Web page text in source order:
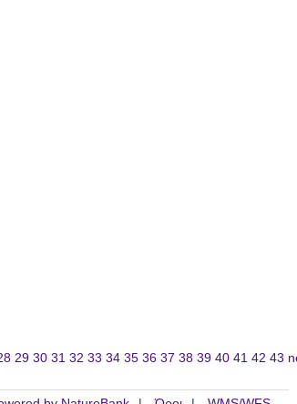
29 30 31 32 33 34 35 36 37 38 39 40 41 42 43